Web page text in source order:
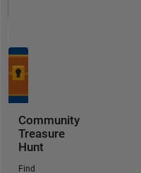
Community
Treasure
Hunt
Find